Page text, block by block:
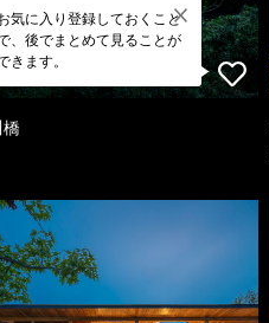
気に入り登録しておくこと
、後でまとめて見ることが
きます。
橋